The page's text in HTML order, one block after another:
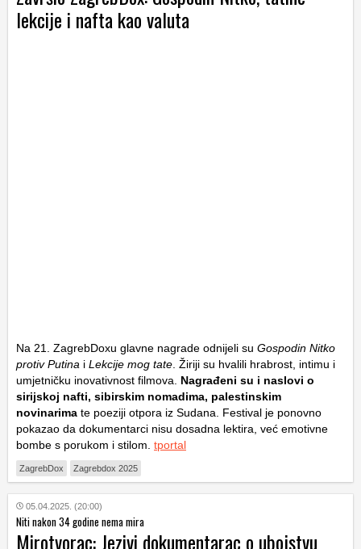
lekcije i nafta kao valuta
Na 21. ZagrebDoxu glavne nagrade odnijeli su Gospodin Nitko
protiv Putina i Lekcije mog tate . Žiriji su hvalili hrabrost, intimu i
umjetničku inovativnost filmova.
Nagrađeni su i naslovi o
sirijskoj nafti, sibirskim nomadima, palestinskim
novinarima te poeziji otpora iz Sudana. Festival je ponovno
pokazao da dokumentarci nisu dosadna lektira, već emotivne
bombe s porukom i stilom. tportal
ZagrebDox Zagrebdox 2025
05.04.2025. (20:00)
Niti nakon 34 godine nema mira
Mirotvorac: Jezivi dokumentarac o ubojstvu